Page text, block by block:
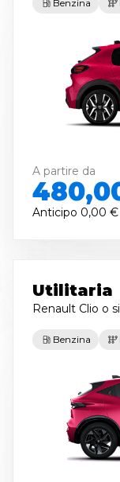
Benzina
A partire da
Anticipo 0,00 €
Utilitaria
Renault Clio o
Benzina